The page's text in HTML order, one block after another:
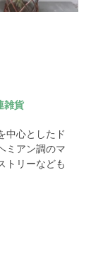
雑貨
中心としたド
ミアン調のマ
トリーなども